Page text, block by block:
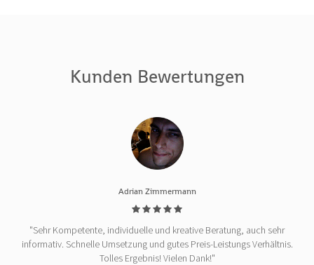
Kunden Bewertungen
Adrian Zimmermann
"Sehr Kompetente, individuelle und kreative Beratung, auch sehr
informativ. Schnelle Umsetzung und gutes Preis-Leistungs Verhältnis.
Tolles Ergebnis! Vielen Dank!"